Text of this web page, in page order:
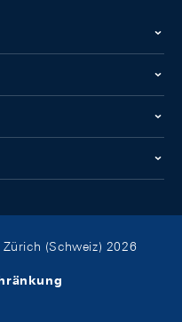
(Schweiz) 2026